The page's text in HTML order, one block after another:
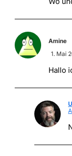
Amine
1. Mai
Hallo